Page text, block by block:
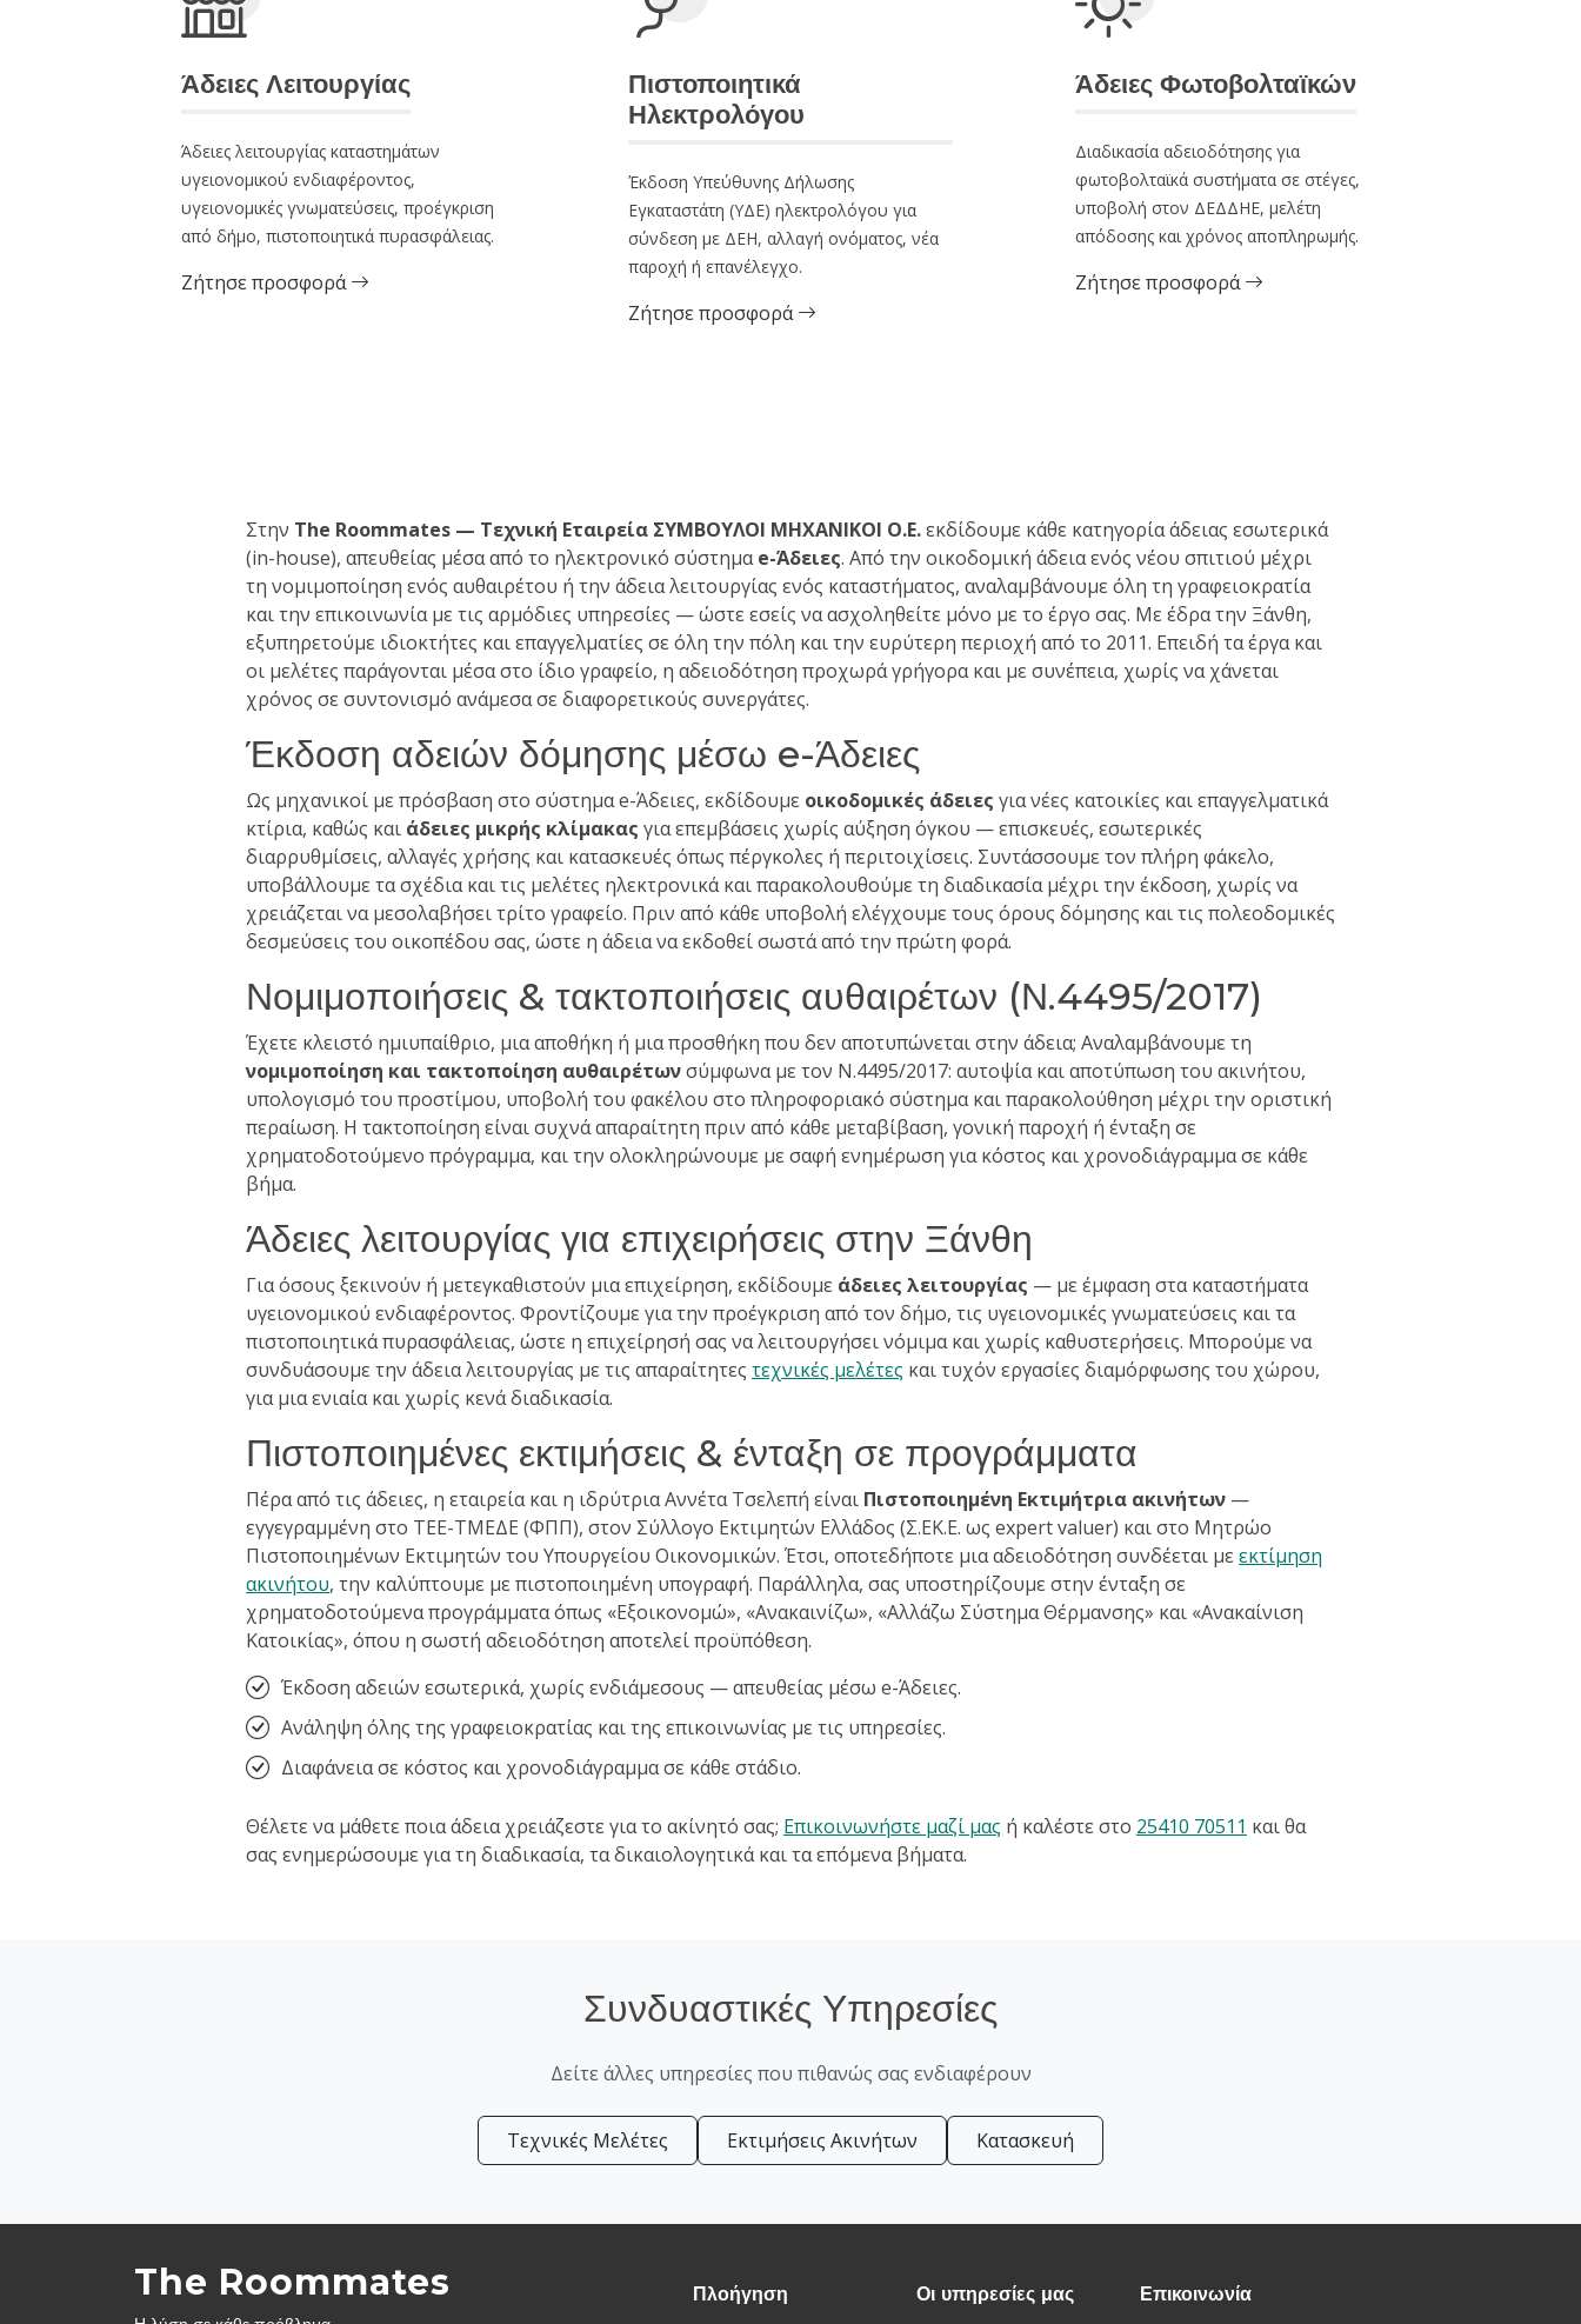
Άδειες Λειτουργίας
Άδειες λειτουργίας καταστημάτων
υγειονομικού ενδιαφέροντος,
υγειονομικές γνωματεύσεις, προέγκριση
από δήμο, πιστοποιητικά πυρασφάλειας.
Ζήτησε προσφορά
Πιστοποιητικά
Ηλεκτρολόγου
Έκδοση Υπεύθυνης Δήλωσης
Εγκαταστάτη (ΥΔΕ) ηλεκτρολόγου για
σύνδεση με ΔΕΗ, αλλαγή ονόματος, νέα
παροχή ή επανέλεγχο.
Ζήτησε προσφορά
Άδειες Φωτοβολταϊκών
Διαδικασία αδειοδότησης για
φωτοβολταϊκά συστήματα σε στέγες,
υποβολή στον ΔΕΔΔΗΕ, μελέτη
απόδοσης και χρόνος αποπληρωμής.
Ζήτησε προσφορά
Στην The Roommates — Τεχνική Εταιρεία ΣΥΜΒΟΥΛΟΙ ΜΗΧΑΝΙΚΟΙ Ο.Ε.εκδίδουμε κάθε κατηγορία άδειας εσωτερικά
(in-house), απευθείας μέσα από το ηλεκτρονικό σύστημαe-Άδειες. Από την οικοδομική άδεια ενός νέου σπιτιού μέχρι
τη νομιμοποίηση ενός αυθαιρέτου ή την άδεια λειτουργίας ενός καταστήματος, αναλαμβάνουμε όλη τη γραφειοκρατία
και την επικοινωνία με τις αρμόδιες υπηρεσίες — ώστε εσείς να ασχοληθείτε μόνο με το έργο σας. Με έδρα την Ξάνθη,
εξυπηρετούμε ιδιοκτήτες και επαγγελματίες σε όλη την πόλη και την ευρύτερη περιοχή από το 2011. Επειδή τα έργα και
οι μελέτες παράγονται μέσα στο ίδιο γραφείο, η αδειοδότηση προχωρά γρήγορα και με συνέπεια, χωρίς να χάνεται
χρόνος σε συντονισμό ανάμεσα σε διαφορετικούς συνεργάτες.
Έκδοση αδειών δόμησης μέσω e-Άδειες
Ως μηχανικοί με πρόσβαση στο σύστημα e-Άδειες, εκδίδουμε οικοδομικές άδειες για νέες κατοικίες και επαγγελματικά
κτίρια, καθώς και άδειες μικρής κλίμακας για επεμβάσεις χωρίς αύξηση όγκου — επισκευές, εσωτερικές
διαρρυθμίσεις, αλλαγές χρήσης και κατασκευές όπως πέργκολες ή περιτοιχίσεις. Συντάσσουμε τον πλήρη φάκελο,
υποβάλλουμε τα σχέδια και τις μελέτες ηλεκτρονικά και παρακολουθούμε τη διαδικασία μέχρι την έκδοση, χωρίς να
χρειάζεται να μεσολαβήσει τρίτο γραφείο. Πριν από κάθε υποβολή ελέγχουμε τους όρους δόμησης και τις πολεοδομικές
δεσμεύσεις του οικοπέδου σας, ώστε η άδεια να εκδοθεί σωστά από την πρώτη φορά.
Νομιμοποιήσεις & τακτοποιήσεις αυθαιρέτων (Ν.4495/2017)
Έχετε κλειστό ημιυπαίθριο, μια αποθήκη ή μια προσθήκη που δεν αποτυπώνεται στην άδεια; Αναλαμβάνουμε τη
νομιμοποίηση και τακτοποίηση αυθαιρέτωνσύμφωνα με τον Ν.4495/2017: αυτοψία και αποτύπωση του ακινήτου,
υπολογισμό του προστίμου, υποβολή του φακέλου στο πληροφοριακό σύστημα και παρακολούθηση μέχρι την οριστική
περαίωση. Η τακτοποίηση είναι συχνά απαραίτητη πριν από κάθε μεταβίβαση, γονική παροχή ή ένταξη σε
χρηματοδοτούμενο πρόγραμμα, και την ολοκληρώνουμε με σαφή ενημέρωση για κόστος και χρονοδιάγραμμα σε κάθε
βήμα.
Άδειες λειτουργίας για επιχειρήσεις στην Ξάνθη
Για όσους ξεκινούν ή μετεγκαθιστούν μια επιχείρηση, εκδίδουμε άδειες λειτουργίας — με έμφαση στα καταστήματα
υγειονομικού ενδιαφέροντος. Φροντίζουμε για την προέγκριση από τον δήμο, τις υγειονομικές γνωματεύσεις και τα
πιστοποιητικά πυρασφάλειας, ώστε η επιχείρησή σας να λειτουργήσει νόμιμα και χωρίς καθυστερήσεις. Μπορούμε να
συνδυάσουμε την άδεια λειτουργίας με τις απαραίτητες τεχνικές μελέτες και τυχόν εργασίες διαμόρφωσης του χώρου,
για μια ενιαία και χωρίς κενά διαδικασία.
Πιστοποιημένες εκτιμήσεις & ένταξη σε προγράμματα
Πέρα από τις άδειες, η εταιρεία και η ιδρύτρια Αννέτα Τσελεπή είναι Πιστοποιημένη Εκτιμήτρια ακινήτων —
εγγεγραμμένη στο ΤΕΕ-ΤΜΕΔΕ (ΦΠΠ), στον Σύλλογο Εκτιμητών Ελλάδος (Σ.ΕΚ.Ε. ως expert valuer) και στο Μητρώο
Πιστοποιημένων Εκτιμητών του Υπουργείου Οικονομικών. Έτσι, οποτεδήποτε μια αδειοδότηση συνδέεται μεεκτίμηση
ακινήτου, την καλύπτουμε με πιστοποιημένη υπογραφή. Παράλληλα, σας υποστηρίζουμε στην ένταξη σε
χρηματοδοτούμενα προγράμματα όπως «Εξοικονομώ», «Ανακαινίζω», «Αλλάζω Σύστημα Θέρμανσης» και «Ανακαίνιση
Κατοικίας», όπου η σωστή αδειοδότηση αποτελεί προϋπόθεση.
Έκδοση αδειών εσωτερικά, χωρίς ενδιάμεσους — απευθείας μέσω e-Άδειες.
Ανάληψη όλης της γραφειοκρατίας και της επικοινωνίας με τις υπηρεσίες.
Διαφάνεια σε κόστος και χρονοδιάγραμμα σε κάθε στάδιο.
Θέλετε να μάθετε ποια άδεια χρειάζεστε για το ακίνητό σας; Επικοινωνήστε μαζί μας ή καλέστε στο 25410 70511 και θα
σας ενημερώσουμε για τη διαδικασία, τα δικαιολογητικά και τα επόμενα βήματα.
Συνδυαστικές Υπηρεσίες
Δείτε άλλες υπηρεσίες που πιθανώς σας ενδιαφέρουν
Τεχνικές Μελέτες Εκτιμήσεις Ακινήτων Κατασκευή
The Roommates Πλοήγηση Οι υπηρεσίες μας Επικοινωνία